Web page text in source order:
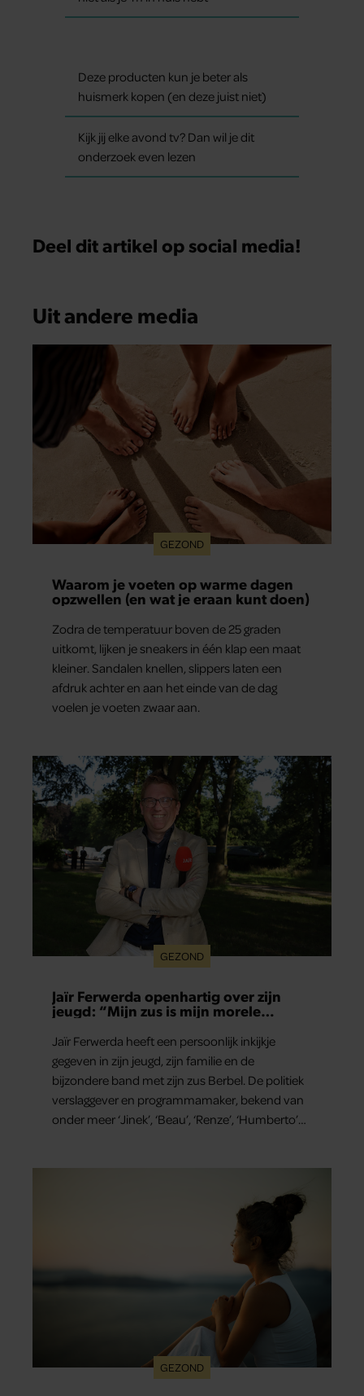
Deze producten kun je beter als
huismerk kopen (en deze juist niet)
Kijk jij elke avond tv? Dan wil je dit
onderzoek even lezen
Deel dit artikel op social media!
Uit andere media
GEZOND
Waarom je voeten op warme dagen
opzwellen (en wat je eraan kunt doen)
Zodra de temperatuur boven de 25 graden
uitkomt, lijken je sneakers in één klap een maat
kleiner. Sandalen knellen, slippers laten een
afdruk achter en aan het einde van de dag
voelen je voeten zwaar aan.
GEZOND
Jaïr Ferwerda openhartig over zijn
jeugd: “Mijn zus is mijn morele
Jaïr Ferwerda heeft een persoonlijk inkijkje
gegeven in zijn jeugd, zijn familie en de
bijzondere band met zijn zus Berbel. De politiek
verslaggever en programmamaker, bekend van
onder meer ‘Jinek’, ‘Beau’, ‘Renze’, ‘Humberto’
GEZOND